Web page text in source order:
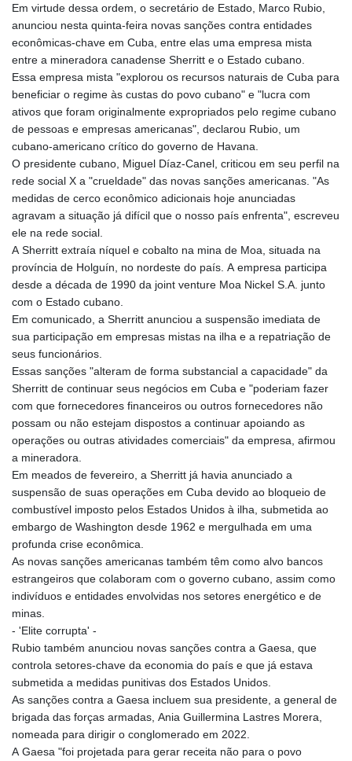
Em virtude dessa ordem, o secretário de Estado, Marco Rubio,
anunciou nesta quinta-feira novas sanções contra entidades
econômicas-chave em Cuba, entre elas uma empresa mista
entre a mineradora canadense Sherritt e o Estado cubano.
Essa empresa mista "explorou os recursos naturais de Cuba para
beneficiar o regime às custas do povo cubano" e "lucra com
ativos que foram originalmente expropriados pelo regime cubano
de pessoas e empresas americanas", declarou Rubio, um
cubano-americano crítico do governo de Havana.
O presidente cubano, Miguel Díaz-Canel, criticou em seu perfil na
rede social X a "crueldade" das novas sanções americanas. "As
medidas de cerco econômico adicionais hoje anunciadas
agravam a situação já difícil que o nosso país enfrenta", escreveu
ele na rede social.
A Sherritt extraía níquel e cobalto na mina de Moa, situada na
província de Holguín, no nordeste do país. A empresa participa
desde a década de 1990 da joint venture Moa Nickel S.A. junto
com o Estado cubano.
Em comunicado, a Sherritt anunciou a suspensão imediata de
sua participação em empresas mistas na ilha e a repatriação de
seus funcionários.
Essas sanções "alteram de forma substancial a capacidade" da
Sherritt de continuar seus negócios em Cuba e "poderiam fazer
com que fornecedores financeiros ou outros fornecedores não
possam ou não estejam dispostos a continuar apoiando as
operações ou outras atividades comerciais" da empresa, afirmou
a mineradora.
Em meados de fevereiro, a Sherritt já havia anunciado a
suspensão de suas operações em Cuba devido ao bloqueio de
combustível imposto pelos Estados Unidos à ilha, submetida ao
embargo de Washington desde 1962 e mergulhada em uma
profunda crise econômica.
As novas sanções americanas também têm como alvo bancos
estrangeiros que colaboram com o governo cubano, assim como
indivíduos e entidades envolvidas nos setores energético e de
minas.
- 'Elite corrupta' -
Rubio também anunciou novas sanções contra a Gaesa, que
controla setores-chave da economia do país e que já estava
submetida a medidas punitivas dos Estados Unidos.
As sanções contra a Gaesa incluem sua presidente, a general de
brigada das forças armadas, Ania Guillermina Lastres Morera,
nomeada para dirigir o conglomerado em 2022.
A Gaesa "foi projetada para gerar receita não para o povo